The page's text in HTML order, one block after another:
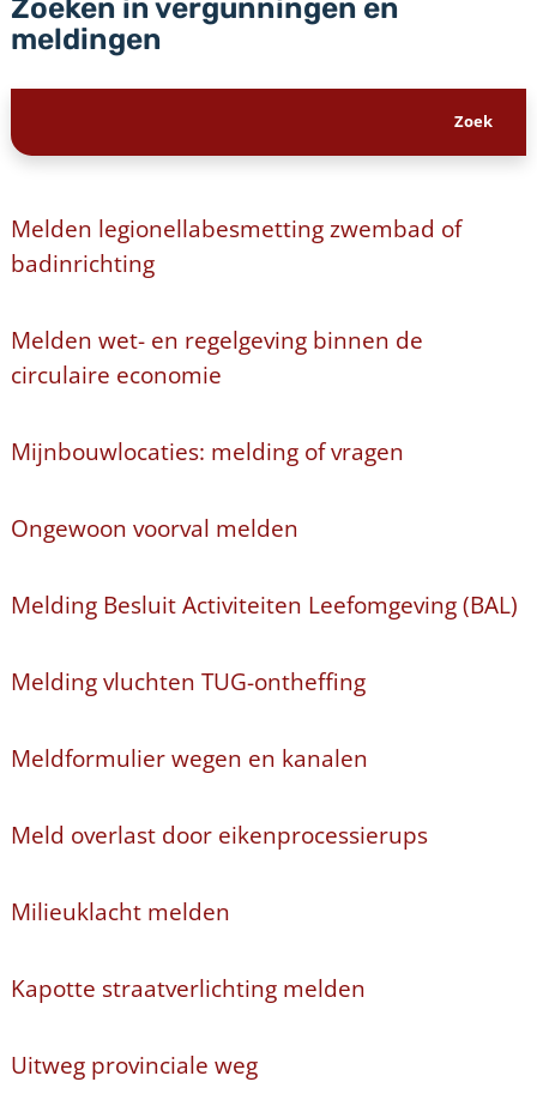
Zoeken in vergunningen en
meldingen
Melden legionellabesmetting zwembad of
badinrichting
Melden wet- en regelgeving binnen de
circulaire economie
Mijnbouwlocaties: melding of vragen
Ongewoon voorval melden
Melding Besluit Activiteiten Leefomgeving (BAL)
Melding vluchten TUG-ontheffing
Meldformulier wegen en kanalen
Meld overlast door eikenprocessierups
Milieuklacht melden
Kapotte straatverlichting melden
Uitweg provinciale weg